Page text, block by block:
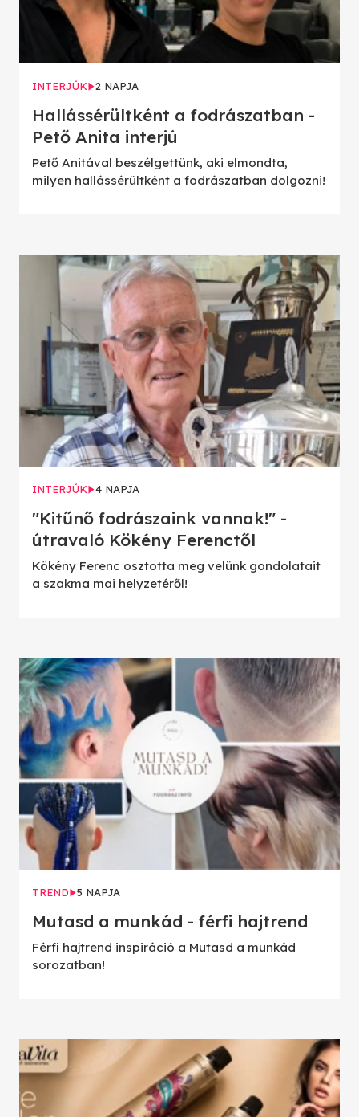
INTERJÚK 2 NAPJA
Hallássérültként a fodrászatban -
Pető Anita interjú
Pető Anitával beszélgettünk, aki elmondta,
milyen hallássérültként a fodrászatban dolgozni!
INTERJÚK 4 NAPJA
"Kitűnő fodrászaink vannak!" -
útravaló Kökény Ferenctől
Kökény Ferenc osztotta meg velünk gondolatait
a szakma mai helyzetéről!
TREND 5 NAPJA
Mutasd a munkád - férfi hajtrend
Férfi hajtrend inspiráció a Mutasd a munkád
sorozatban!